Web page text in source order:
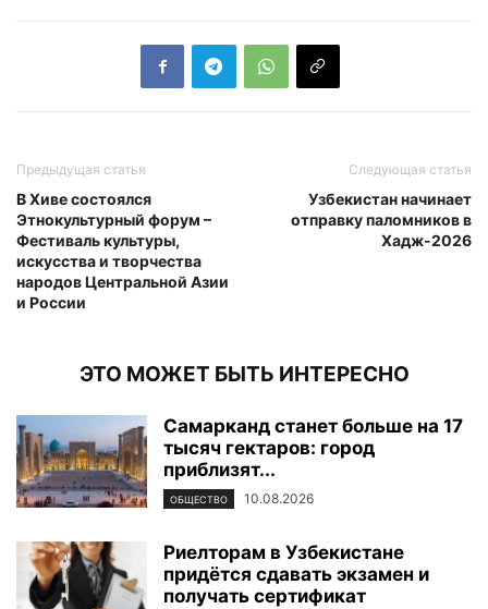
Предыдущая статья
В Хиве состоялся
Этнокультурный форум –
Фестиваль культуры,
искусства и творчества
народов Центральной Азии
и России
Следующая статья
Узбекистан начинает
отправку паломников в
Хадж-2026
ЭТО МОЖЕТ БЫТЬ ИНТЕРЕСНО
Самарканд станет больше на 17
тысяч гектаров: город
приблизят...
ОБЩЕСТВО 10.08.2026
Риелторам в Узбекистане
придётся сдавать экзамен и
получать сертификат